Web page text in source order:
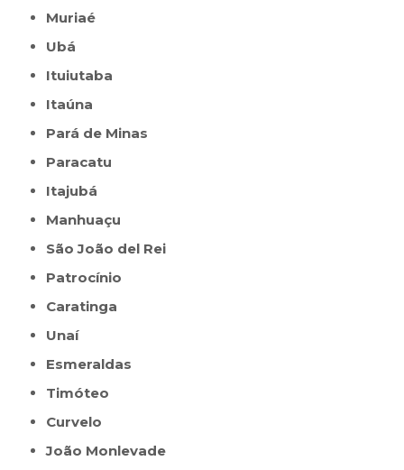
Muriaé
Ubá
Ituiutaba
Itaúna
Pará de Minas
Paracatu
Itajubá
Manhuaçu
São João del Rei
Patrocínio
Caratinga
Unaí
Esmeraldas
Timóteo
Curvelo
João Monlevade